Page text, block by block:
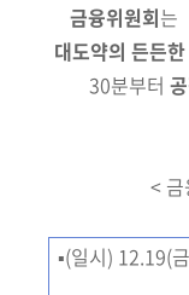
금융위원회는
대도약의 든든
30분부터
<
▪(일시) 12.19(